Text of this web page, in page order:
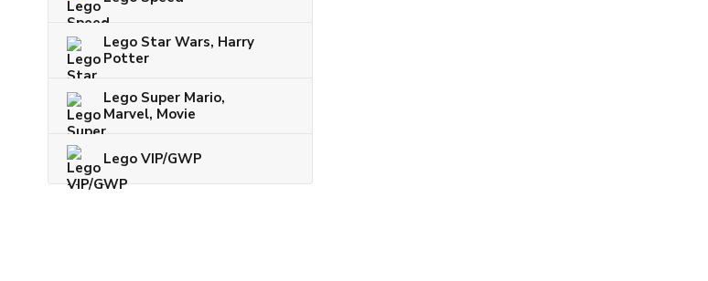
Lego Star Wars, Harry
Potter
Lego Super Mario,
Marvel, Movie
Lego VIP/GWP